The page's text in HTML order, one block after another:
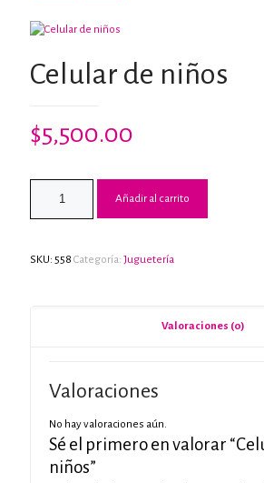
Celular de niños
$5,500.00
Añadir al carrito
SKU: 558 Categoría: Juguetería
Valoraciones (0)
Valoraciones
No hay valoraciones aún.
Sé el primero en valorar
niños”